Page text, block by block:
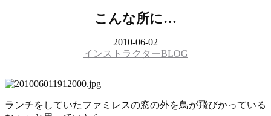
こんな所に…
2010-06-02
インストラクターBLOG
ランチをしていたファミレスの窓の外を鳥が飛びかっている